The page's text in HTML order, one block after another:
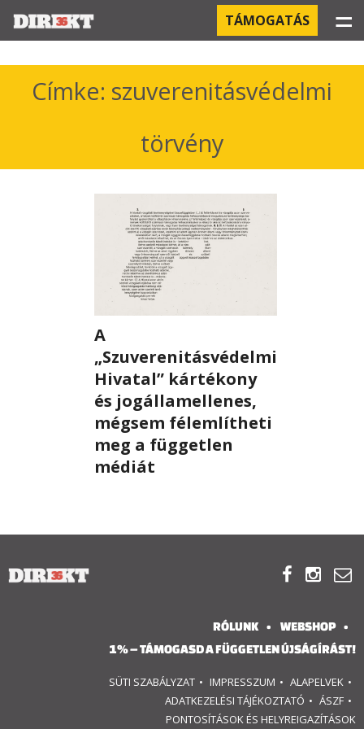
PROJEKTEK
OROSZ KAPCSOLATOK
PEGASUS-MEGFIGYELÉSEK
AZ ORBÁN CSALÁD ÜZLETEI
OFFSHORE TITKOK
TÁMOGATÁS ☰
Címke: szuverenitásvédelmi
törvény
A
„Szuverenitásvédelmi
Hivatal” kártékony
és jogállamellenes,
mégsem félemlítheti
meg a független
médiát
  
RÓLUNK
WEBSHOP
1% – TÁMOGASD A FÜGGETLEN ÚJSÁGÍRÁST!
SÜTI SZABÁLYZAT IMPRESSZUM
ALAPELVEK
ADATKEZELÉSI TÁJÉKOZTATÓ
ÁSZF
PONTOSÍTÁSOK ÉS HELYREIGAZÍTÁSOK